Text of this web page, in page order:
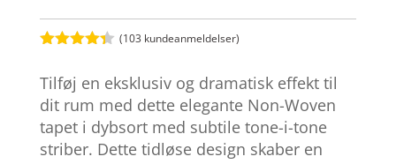
ud af 5
baseret
på
kundebedø
mmelser
(103 kundeanmeldelser)
Tilføj en eksklusiv og dramatisk effekt til
dit rum med dette elegante Non-Woven
tapet i dybsort med subtile tone-i-tone
striber. Dette tidløse design skaber en